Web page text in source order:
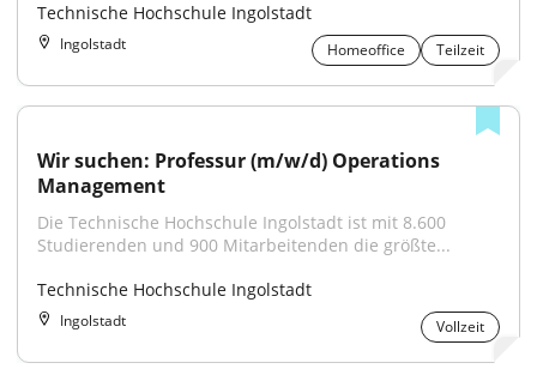
Technische Hochschule Ingolstadt
Ingolstadt Homeoffice Teilzeit
Wir suchen: Professur (m/w/d) Operations
Management
Die Technische Hochschule Ingolstadt ist mit 8.600
Studierenden und 900 Mitarbeitenden die größte...
Technische Hochschule Ingolstadt
Ingolstadt Vollzeit